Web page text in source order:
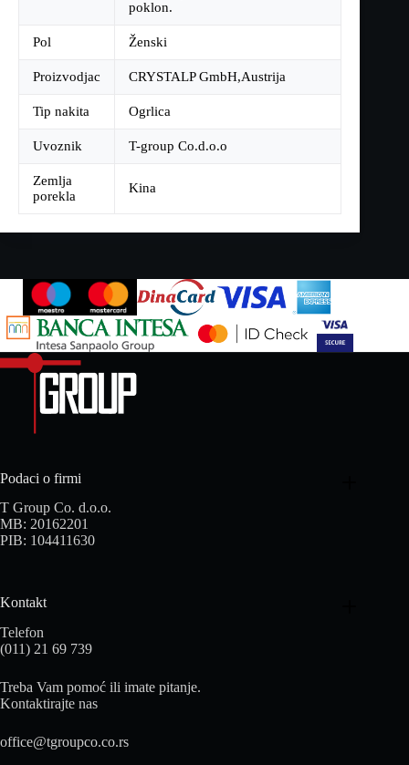
poklon.
Pol Ženski
Proizvodjac CRYSTALP GmbH,Austrija
Tip nakita Ogrlica
Uvoznik T-group Co.d.o.o
Zemlja
porekla
Kina
Podaci o firmi
T Group Co. d.o.o.
MB: 20162201
PIB: 104411630
Kontakt
Telefon
(011) 21 69 739
Treba Vam pomoć ili imate pitanje.
Kontaktirajte nas
office@tgroupco.co.rs